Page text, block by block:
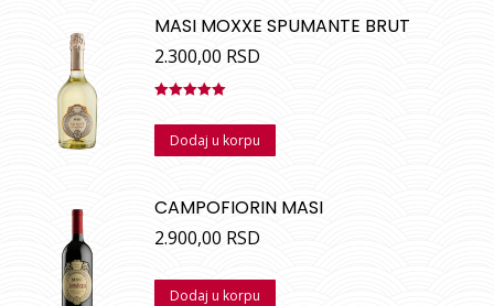
MASI MOXXE SPUMANTE BRUT
2.300,00 RSD
sa5.00od
Dodaj u korpu
CAMPOFIORIN MASI
2.900,00 RSD
Dodaj u korpu